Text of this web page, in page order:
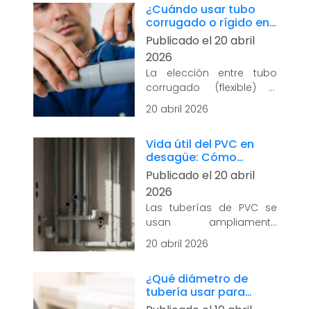
limpieza del ambiente,
sino dentro de las
instalaciones...leer más
¿Cuándo usar tubo
corrugado o rígido en
instalaciones
eléctricas? Ventajas y
limitaciones
Publicado el 20 abril
2026
La elección entre tubo
corrugado (flexible) y
tubo rígido (conduit PVC)
impacta directamente en
y facilidad de
mantenimiento de una
instalación eléctrica.
Cada sistema responde
mejor a ciertos...leer más
20 abril 2026
Vida útil del PVC en
desagüe: Cómo
cuidarlo y qué cosas
evitar
Publicado el 20 abril
2026
Las tuberías de PVC se
usan ampliamente
en sistemas de
desagüe por su
liviano y facilidad de
instalación. Sin embargo,
20 abril 2026
¿Qué diámetro de
tubería usar para
lavatorios, duchas e